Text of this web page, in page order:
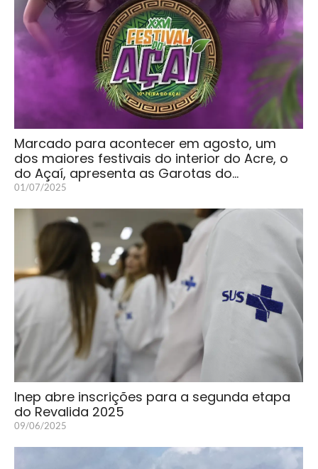
Marcado para acontecer em agosto, um
dos maiores festivais do interior do Acre, o
do Açaí, apresenta as Garotas do…
01/07/2025
Inep abre inscrições para a segunda etapa
do Revalida 2025
09/06/2025